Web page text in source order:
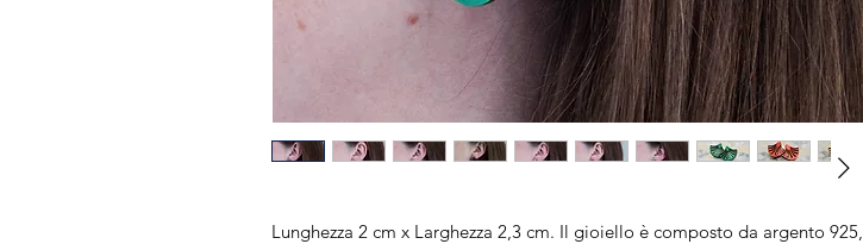
Lunghezza 2 cm x Larghezza 2,3 cm. Il gioiello è composto da argento 925,